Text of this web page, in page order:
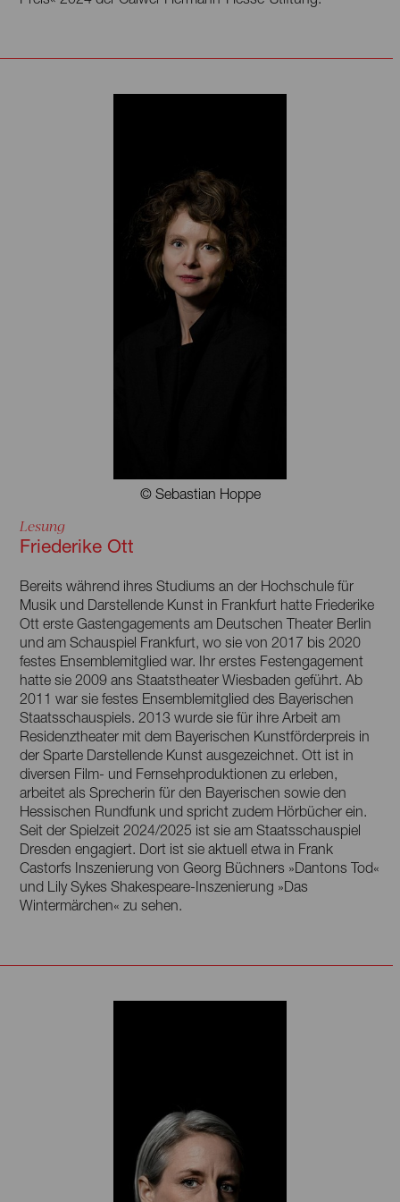
© Sebastian Hoppe
Lesung
Friederike Ott
Bereits während ihres Studiums an der Hochschule für
Musik und Darstellende Kunst in Frankfurt hatte Friederike
Ott erste Gastengagements am Deutschen Theater Berlin
und am Schauspiel Frankfurt, wo sie von 2017 bis 2020
festes Ensemblemitglied war. Ihr erstes Festengagement
hatte sie 2009 ans Staatstheater Wiesbaden geführt. Ab
2011 war sie festes Ensemblemitglied des Bayerischen
Staatsschauspiels. 2013 wurde sie für ihre Arbeit am
Residenztheater mit dem Bayerischen Kunstförderpreis in
der Sparte Darstellende Kunst ausgezeichnet. Ott ist in
diversen Film- und Fernsehproduktionen zu erleben,
arbeitet als Sprecherin für den Bayerischen sowie den
Hessischen Rundfunk und spricht zudem Hörbücher ein.
Seit der Spielzeit 2024/2025 ist sie am Staatsschauspiel
Dresden engagiert. Dort ist sie aktuell etwa in Frank
Castorfs Inszenierung von Georg Büchners »Dantons Tod«
und Lily Sykes Shakespeare-Inszenierung »Das
Wintermärchen« zu sehen.